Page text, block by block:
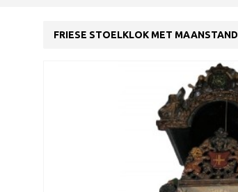
FRIESE STOELKLOK MET MAANSTAND